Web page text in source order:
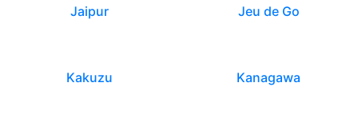
Jaipur Jeu de Go
Kakuzu Kanagawa